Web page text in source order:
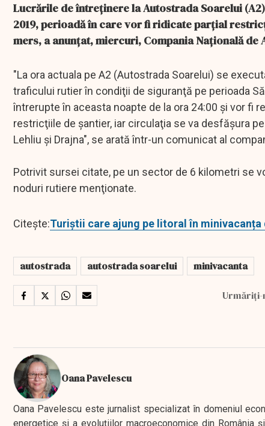
Lucrările de întreţinere la Autostrada Soarelui
2019, perioadă în care vor fi ridicate parţial
mers, a anunţat, miercuri, Compania Naţională
"La ora actuala pe A2 (Autostrada Soarelui) se
traficului rutier în condiţii de siguranţă pe perioada
întrerupte în aceasta noapte de la ora 24:00 şi vor fi
restricţiile de şantier, iar circulaţia se va desfăşura
Lehliu şi Drajna", se arată într-un comunicat al
Potrivit sursei citate, pe un sector de 6 kilometri se
noduri rutiere menţionate.
Citește:Turiștii care ajung pe litoral în
autostrada autostrada soarelui minivacanta
Urmăriți-
Oana Pavelescu
Oana Pavelescu este jurnalist specializat în domeniul
energetice și a evoluțiilor macroeconomice din România